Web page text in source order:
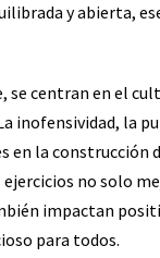
y abierta,
centran en el
inofensividad, la
en la construcción
no solo
impactan
para todos.